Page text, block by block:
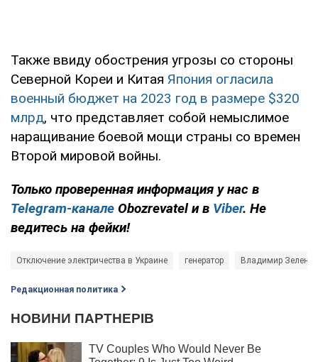
Также ввиду обострения угрозы со стороны
Северной Кореи и Китая Япония огласила
военный бюджет на 2023 год в размере $320
млрд, что представляет собой немыслимое
наращивание боевой мощи страны со времен
Второй мировой войны.
Только проверенная информация у нас в
Telegram-канале Obozrevatel и в Viber. Не
ведитесь на фейки!
Отключение электричества в Украине генератор Владимир
Редакционная политика